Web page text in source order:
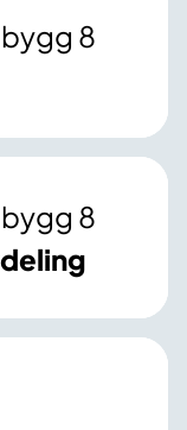
8
8